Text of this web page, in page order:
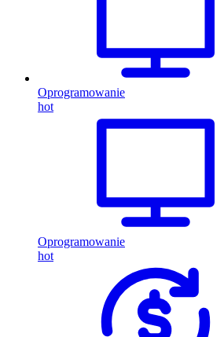
Oprogramowanie
hot
Oprogramowanie
hot